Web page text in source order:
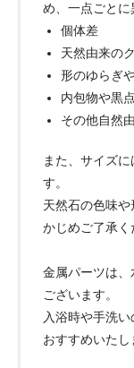
め、一点ごとに
個体差
天然由来の
形のゆらぎ
内包物や黒点
その他自然
また、サイズ
す。
天然石の色味
かじめご了承く
金属パーツは
ございます。
入浴時や手洗
おすすめいたし